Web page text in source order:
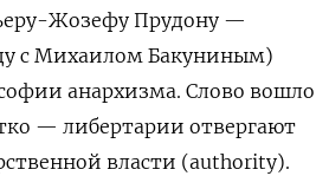
Жозефу Прудону —
с Михаилом Бакуниным)
анархизма. Слово вошло
— либертарии отвергают
власти (authority).